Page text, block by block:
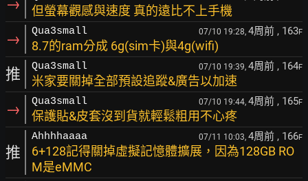
→ 但螢幕觀感與速度 真的遠比不上手機
→ Qua3small 07/10 19:28, 4周前 , 163F
8.7的ram分成 6g(sim卡)與4g(wifi)
推 Qua3small 07/10 19:39, 4周前 , 164F
米家要關掉全部預設追蹤&廣告以加速
→ Qua3small 07/10 19:44, 4周前 , 165F
保護貼&皮套沒到貨就輕鬆粗用不心疼
推
Ahhhhaaaa 07/11 10:03, 4周前 , 166F
6+128記得關掉虛擬記憶體擴展，因為128GB RO
M是eMMC